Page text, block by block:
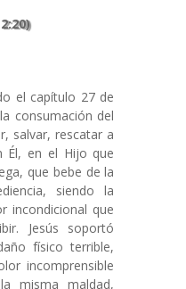
el capítulo 27 de
consumación del
salvar, rescatar a
Él, en el Hijo que
que bebe de la
siendo la
incondicional que
Jesús soportó
físico terrible,
incomprensible
misma maldad,